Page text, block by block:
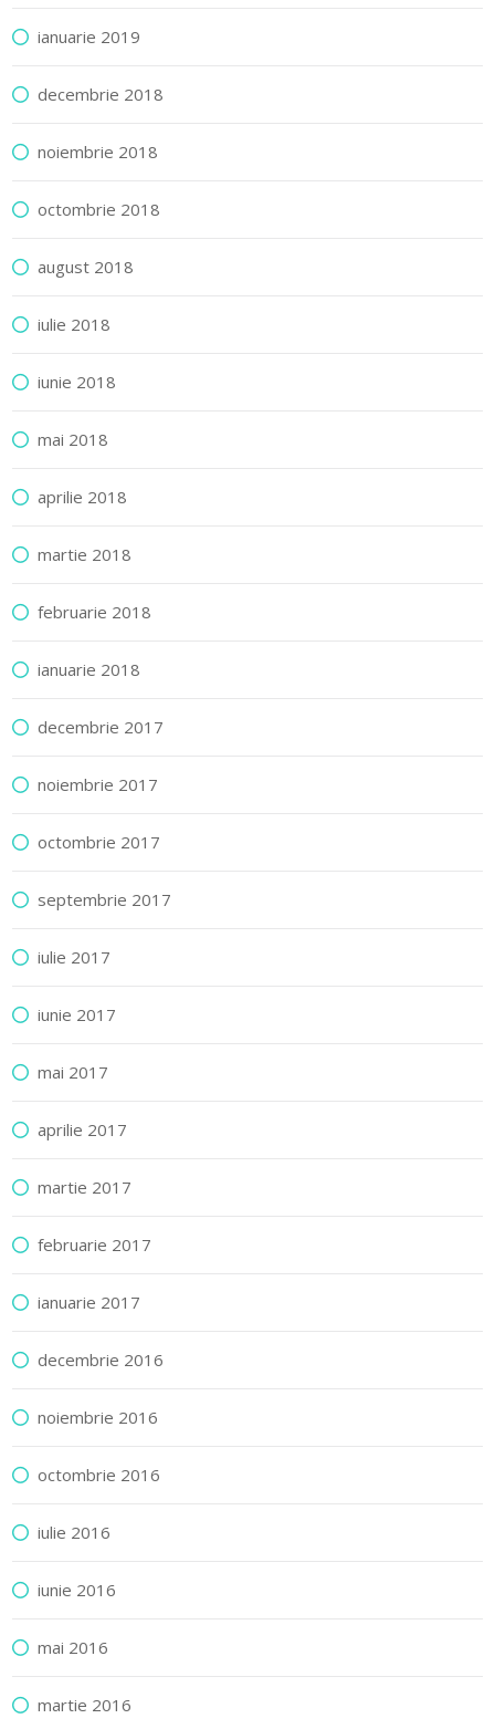
ianuarie 2019
decembrie 2018
noiembrie 2018
octombrie 2018
august 2018
iulie 2018
iunie 2018
mai 2018
aprilie 2018
martie 2018
februarie 2018
ianuarie 2018
decembrie 2017
noiembrie 2017
octombrie 2017
septembrie 2017
iulie 2017
iunie 2017
mai 2017
aprilie 2017
martie 2017
februarie 2017
ianuarie 2017
decembrie 2016
noiembrie 2016
octombrie 2016
iulie 2016
iunie 2016
mai 2016
martie 2016